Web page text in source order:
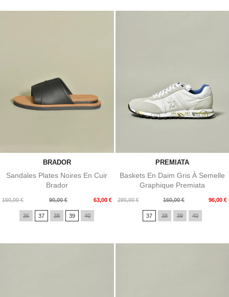
BRADOR
Sandales Plates Noires En Cuir
Brador
160,00 €
Prix
90,00 € 63,00 €
Prix
36 37 38 39 40
PREMIATA
Baskets En Daim Gris À Semelle
Graphique Premiata
290,00 €
Prix
160,00 € 96,00 €
Prix
37 38 39 40